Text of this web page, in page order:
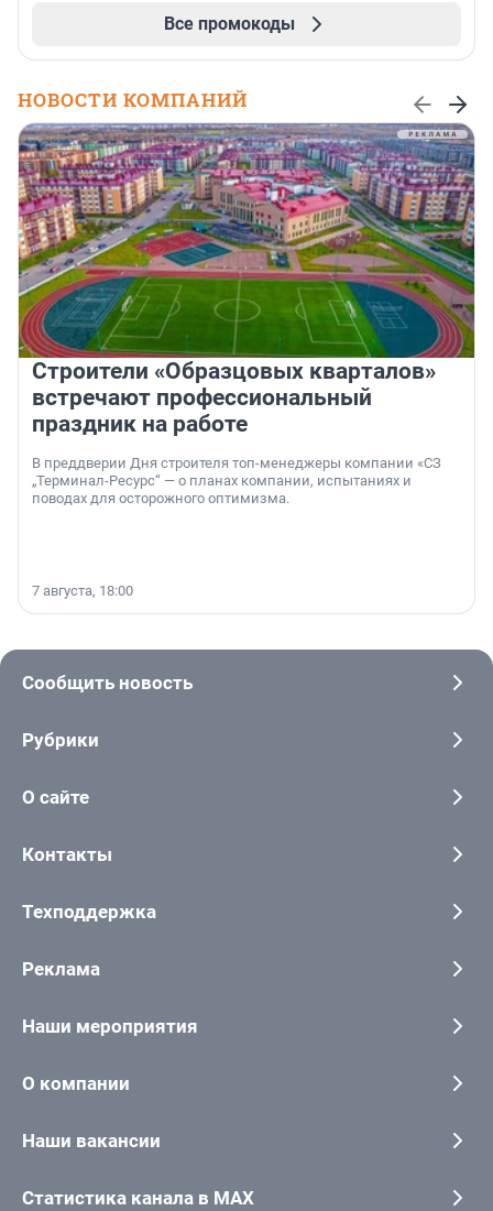
Все промокоды
НОВОСТИ КОМПАНИЙ
Строители «Образцовых кварталов»
встречают профессиональный
праздник на работе
В преддверии Дня строителя топ-менеджеры компании «СЗ
„Терминал-Ресурс“ — о планах компании, испытаниях и
поводах для осторожного оптимизма.
7 августа, 18:00
Сообщить новость
Рубрики
О сайте
Контакты
Техподдержка
Реклама
Наши мероприятия
О компании
Наши вакансии
Статистика канала в MAX